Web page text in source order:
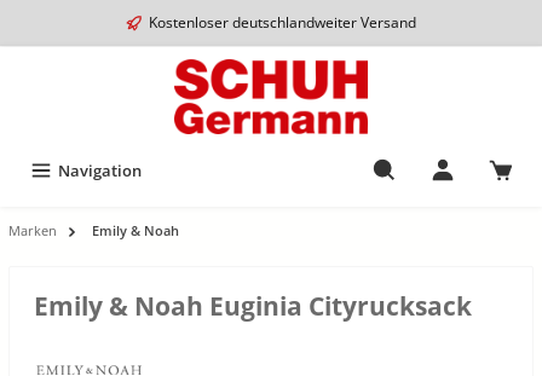
Kostenloser deutschlandweiter Versand
Navigation
Marken Emily & Noah
Emily & Noah Euginia Cityrucksack